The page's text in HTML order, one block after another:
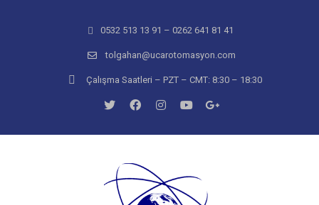
0532 513 13 91 – 0262 641 81 41
tolgahan@ucarotomasyon.com
Çalışma Saatleri – PZT – CMT: 8:30 – 18:30